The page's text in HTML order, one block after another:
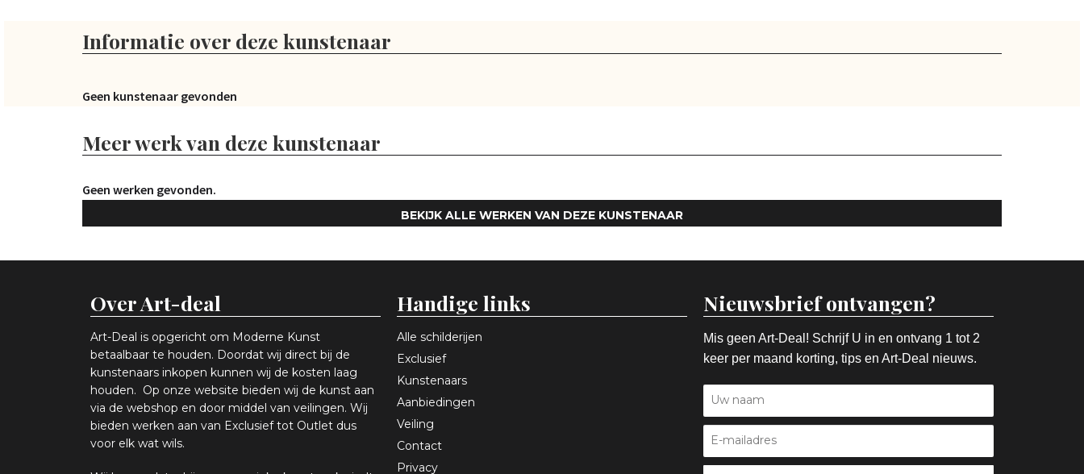
Informatie over deze kunstenaar
Geen kunstenaar gevonden
Meer werk van deze kunstenaar
Geen werken gevonden.
BEKIJK ALLE WERKEN VAN DEZE KUNSTENAAR
Over Art-deal
Art-Deal is opgericht om Moderne Kunst
betaalbaar te houden. Doordat wij direct bij de
kunstenaars inkopen kunnen wij de kosten laag
houden. Op onze website bieden wij de kunst aan
via de webshop en door middel van veilingen. Wij
bieden werken aan van Exclusief tot Outlet dus
voor elk wat wils.
Handige links
Alle schilderijen
Exclusief
Kunstenaars
Aanbiedingen
Veiling
Contact
Privacy
Nieuwsbrief ontvangen?
Mis geen Art-Deal! Schrijf U in en ontvang 1 tot 2
keer per maand korting, tips en Art-Deal nieuws.